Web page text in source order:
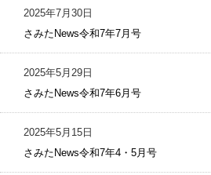
2025年7月30日
さみたNews令和7年7月号
2025年5月29日
さみたNews令和7年6月号
2025年5月15日
さみたNews令和7年4・5月号